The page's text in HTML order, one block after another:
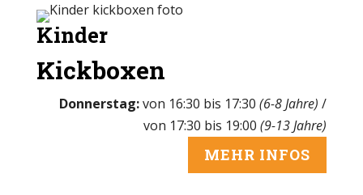
Kinder
Kickboxen
Donnerstag:von 16:30 bis 17:30(6-8 Jahre) /
von 17:30 bis 19:00(9-13 Jahre)
MEHR INFOS